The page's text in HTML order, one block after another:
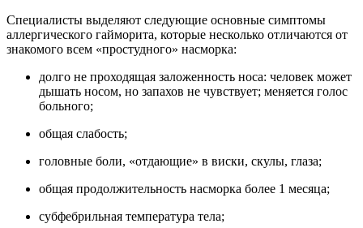
Специалисты выделяют следующие основные симптомы
аллергического гайморита, которые несколько отличаются от
знакомого всем «простудного» насморка:
долго не проходящая заложенность носа: человек может
дышать носом, но запахов не чувствует; меняется голос
больного;
общая слабость;
головные боли, «отдающие» в виски, скулы, глаза;
общая продолжительность насморка более 1 месяца;
субфебрильная температура тела;